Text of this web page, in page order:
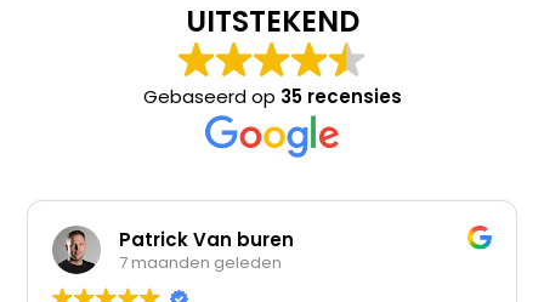
UITSTEKEND
Gebaseerd op 35 recensies
Patrick Van buren
7 maanden geleden